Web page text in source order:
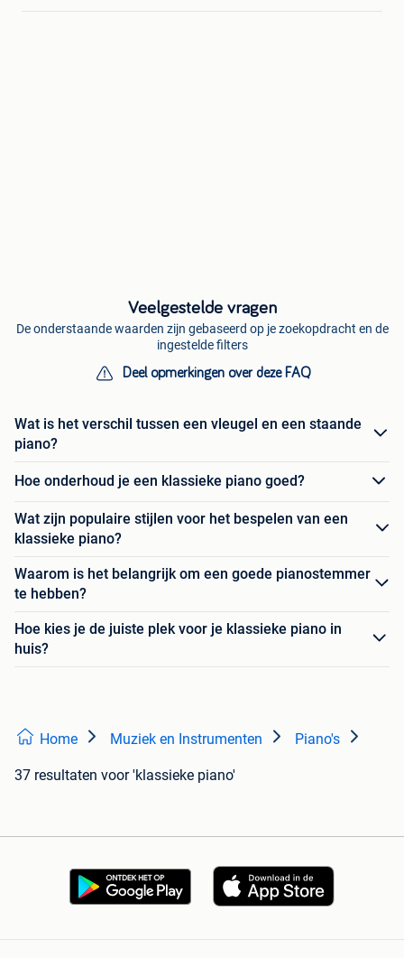
Veelgestelde vragen
De onderstaande waarden zijn gebaseerd op je zoekopdracht en de
ingestelde filters
Deel opmerkingen over deze FAQ
Wat is het verschil tussen een vleugel en een staande
piano?
Hoe onderhoud je een klassieke piano goed?
Wat zijn populaire stijlen voor het bespelen van een
klassieke piano?
Waarom is het belangrijk om een goede pianostemmer
te hebben?
Hoe kies je de juiste plek voor je klassieke piano in
huis?
Home Muziek en Instrumenten Piano's
37 resultaten voor 'klassieke piano'